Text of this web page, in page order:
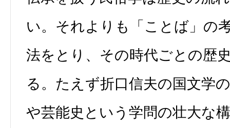
い。それよりも「ことば」の
法をとり、その時代ごとの歴
る。たえず折口信夫の国文学
や芸能史という学問の壮大な